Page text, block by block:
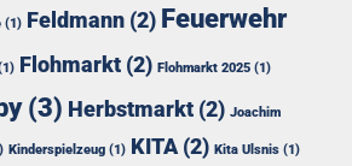
(1) Feldmann (2) Feuerwehr
Flohmarkt (2) Flohmarkt 2025 (1)
(3) Herbstmarkt (2) Joachim
Kinderspielzeug (1) KITA (2) Kita Ulsnis (1)